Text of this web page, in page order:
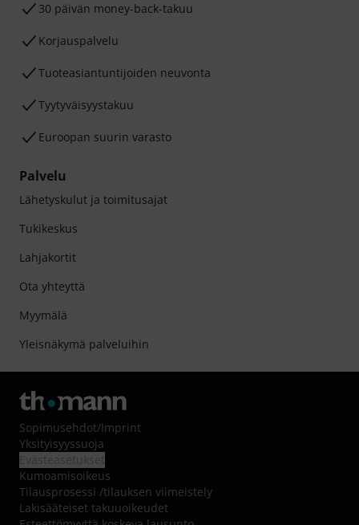
30 päivän money-back-takuu
Korjauspalvelu
Tuoteasiantuntijoiden neuvonta
Tyytyväisyystakuu
Euroopan suurin varasto
Palvelu
Lähetyskulut ja toimitusajat
Tukikeskus
Lahjakortit
Ota yhteyttä
Myymälä
Yleisnäkymä palveluihin
Sopimusehdot/Imprint
Yksityisyyssuoja
Kumoamisoikeus
Tilausprosessi /tilauksen viimeistely
Lakisääteiset takuuoikeudet